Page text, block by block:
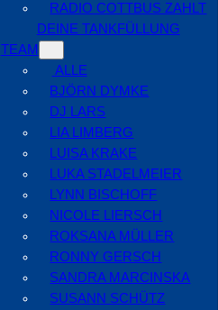
RADIO COTTBUS ZAHLT
DEINE TANKFÜLLUNG
TEAM
ALLE
BJÖRN DYMKE
DJ LARS
LIA LIMBERG
LUISA KRAKE
LUKA STADELMEIER
LYNN BISCHOFF
NICOLE LIERSCH
ROKSANA MÜLLER
RONNY GERSCH
SANDRA MARCINSKA
SUSANN SCHÜTZ